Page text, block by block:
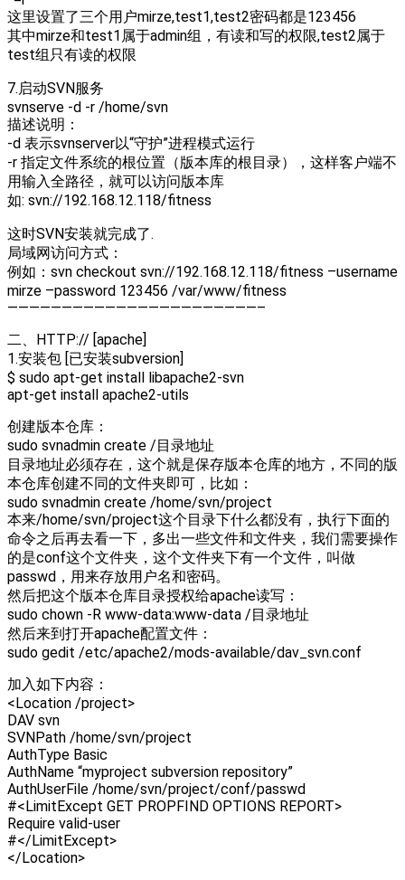
这里设置了三个用户mirze,test1,test2密码都是123456
其中mirze和test1属于admin组，有读和写的权限,test2属于
test组只有读的权限
7.启动SVN服务
svnserve -d -r /home/svn
描述说明：
-d 表示svnserver以“守护”进程模式运行
-r 指定文件系统的根位置（版本库的根目录），这样客户端不
用输入全路径，就可以访问版本库
如: svn://192.168.12.118/fitness
这时SVN安装就完成了.
局域网访问方式：
例如：svn checkout svn://192.168.12.118/fitness –username
mirze –password 123456 /var/www/fitness
———————————————————————–
二、HTTP:// [apache]
1.安装包 [已安装subversion]
$ sudo apt-get install libapache2-svn
apt-get install apache2-utils
创建版本仓库：
sudo svnadmin create /目录地址
目录地址必须存在，这个就是保存版本仓库的地方，不同的版
本仓库创建不同的文件夹即可，比如：
sudo svnadmin create /home/svn/project
本来/home/svn/project这个目录下什么都没有，执行下面的
命令之后再去看一下，多出一些文件和文件夹，我们需要操作
的是conf这个文件夹，这个文件夹下有一个文件，叫做
passwd，用来存放用户名和密码。
然后把这个版本仓库目录授权给apache读写：
sudo chown -R www-data:www-data /目录地址
然后来到打开apache配置文件：
sudo gedit /etc/apache2/mods-available/dav_svn.conf
加入如下内容：
<Location /project>
DAV svn
SVNPath /home/svn/project
AuthType Basic
AuthName “myproject subversion repository”
AuthUserFile /home/svn/project/conf/passwd
#<LimitExcept GET PROPFIND OPTIONS REPORT>
Require valid-user
#</LimitExcept>
</Location>